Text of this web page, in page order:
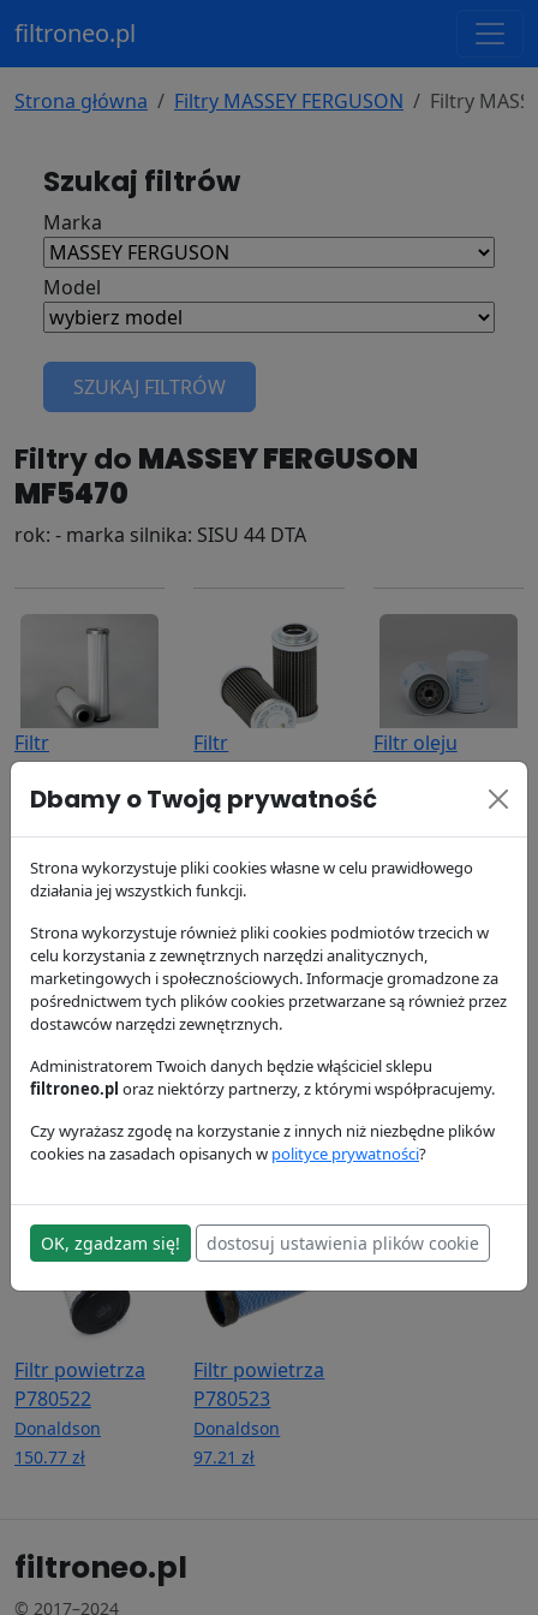
filtroneo.pl
Strona główna Filtry MASSEY FERGUSON Filtry
Szukaj filtrów
Marka
Model
SZUKAJ FILTRÓW
Filtry do MASSEY FERGUSON
MF5470
rok: - marka silnika: SISU 44 DTA
Filtr
hydrauliczny
P169450
147.5 zł
Filtr
P171706
107.26 zł
Filtr oleju
Donaldson
Filtr paliwa
P551425
113.43 zł
Filtr paliwa
P551434
92.48 zł
Filtr
hydrauliczny
Donaldson
Filtr powietrza
P780522
Donaldson
150.77 zł
Filtr powietrza
P780523
Donaldson
97.21 zł
filtroneo.pl
© 2017–2024
Dbamy o Twoją prywatność
Strona wykorzystuje pliki cookies własne w celu prawidłowego
działania jej wszystkich funkcji.
Strona wykorzystuje również pliki cookies podmiotów trzecich w
celu korzystania z zewnętrznych narzędzi analitycznych,
marketingowych i społecznościowych. Informacje gromadzone za
pośrednictwem tych plików cookies przetwarzane są również przez
dostawców narzędzi zewnętrznych.
Administratorem Twoich danych będzie włąściciel sklepu
filtroneo.pl oraz niektórzy partnerzy, z którymi współpracujemy.
Czy wyrażasz zgodę na korzystanie z innych niż niezbędne plików
cookies na zasadach opisanych w polityce prywatności?
OK, zgadzam się! dostosuj ustawienia plików cookie